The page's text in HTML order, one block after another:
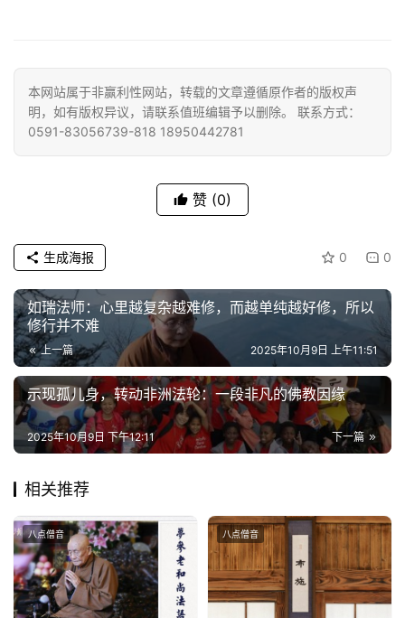
僧
音
心
乐
菩
提
专
题
益
慈
善
佛
教
本网站属于非赢利性网站，转载的文章遵循原作者的版权声
明，如有版权异议，请联系值班编辑予以删除。 联系方式：
0591-83056739-818 18950442781
赞 (0)
0 0
生成海报
如瑞法师：心里越复杂越难修，而越单纯越好修，所以
修行并不难
上一篇 2025年10月9日 上午11:51
示现孤儿身，转动非洲法轮：一段非凡的佛教因缘​​
下一篇
2025年10月9日 下午12:11
相关推荐
八点僧音 八点僧音